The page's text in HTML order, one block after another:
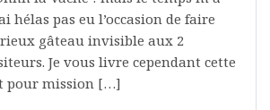
hélas pas eu l’occasion de faire
gâteau invisible aux 2
Je vous livre cependant cette
pour mission […]